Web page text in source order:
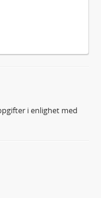
i enlighet med